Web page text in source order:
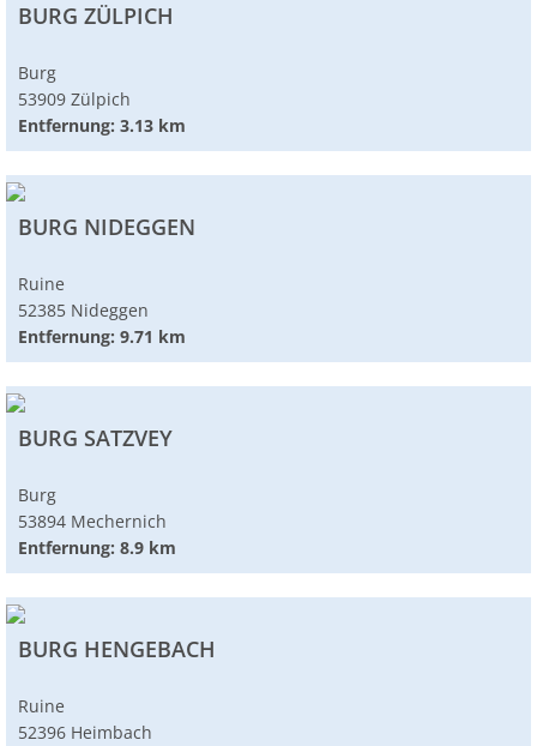
BURG ZÜLPICH
Burg
53909 Zülpich
Entfernung: 3.13 km
BURG NIDEGGEN
Ruine
52385 Nideggen
Entfernung: 9.71 km
BURG SATZVEY
Burg
53894 Mechernich
Entfernung: 8.9 km
BURG HENGEBACH
Ruine
52396 Heimbach